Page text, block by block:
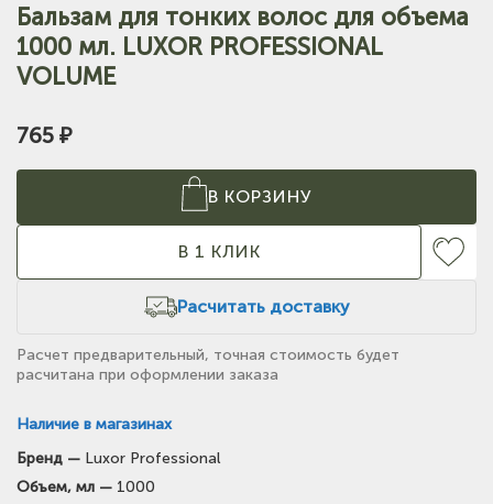
Бальзам для тонких волос для объема
1000 мл. LUXOR PROFESSIONAL
VOLUME
765 ₽
В КОРЗИНУ
В 1 КЛИК
Расчитать доставку
Наличие в магазинах
Тел: +7-964-603-4984
Бренд — Luxor Professional
Объем, мл — 1000
Расчет предварительный, точная стоимость будет
расчитана при оформлении заказа